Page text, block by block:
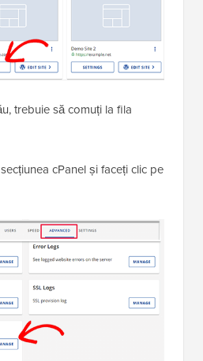
trebuie să comuți la fila
cPanel și faceți clic pe